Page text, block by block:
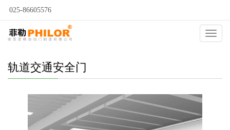
025-86605576
自动门
轨道交通安全门